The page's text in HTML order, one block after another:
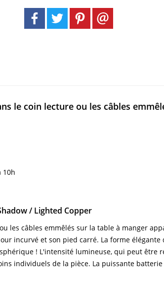
le coin lecture ou les câbles
10h
/ Lighted Copper
les câbles emmêlés sur la table à manger
incurvé et son pied carré. La forme élégante
! L'intensité lumineuse, qui peut être
individuels de la pièce. La puissante